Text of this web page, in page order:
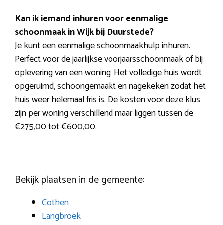
Kan ik iemand inhuren voor eenmalige
schoonmaak in Wijk bij Duurstede?
Je kunt een eenmalige schoonmaakhulp inhuren.
Perfect voor de jaarlijkse voorjaarsschoonmaak of bij
oplevering van een woning. Het volledige huis wordt
opgeruimd, schoongemaakt en nagekeken zodat het
huis weer helemaal fris is. De kosten voor deze klus
zijn per woning verschillend maar liggen tussen de
€275,00 tot €600,00.
Bekijk plaatsen in de gemeente:
Cothen
Langbroek